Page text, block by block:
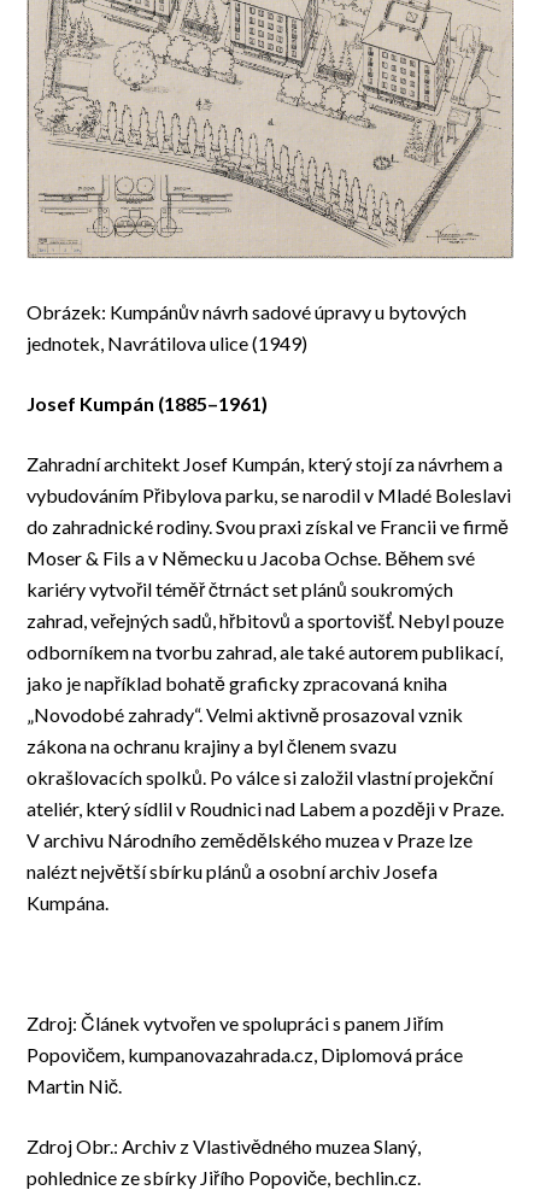
Obrázek: Kumpánův návrh sadové úpravy u bytových
jednotek, Navrátilova ulice (1949)
Josef Kumpán (1885–1961)
Zahradní architekt Josef Kumpán, který stojí za návrhem a
vybudováním Přibylova parku, se narodil v Mladé Boleslavi
do zahradnické rodiny. Svou praxi získal ve Francii ve firmě
Moser & Fils a v Německu u Jacoba Ochse. Během své
kariéry vytvořil téměř čtrnáct set plánů soukromých
zahrad, veřejných sadů, hřbitovů a sportovišť. Nebyl pouze
odborníkem na tvorbu zahrad, ale také autorem publikací,
jako je například bohatě graficky zpracovaná kniha
„Novodobé zahrady“. Velmi aktivně prosazoval vznik
zákona na ochranu krajiny a byl členem svazu
okrašlovacích spolků. Po válce si založil vlastní projekční
ateliér, který sídlil v Roudnici nad Labem a později v Praze.
V archivu Národního zemědělského muzea v Praze lze
nalézt největší sbírku plánů a osobní archiv Josefa
Kumpána.
Zdroj: Článek vytvořen ve spolupráci s panem Jiřím
Popovičem, kumpanovazahrada.cz, Diplomová práce
Martin Nič.
Zdroj Obr.: Archiv z Vlastivědného muzea Slaný,
pohlednice ze sbírky Jiřího Popoviče, bechlin.cz.